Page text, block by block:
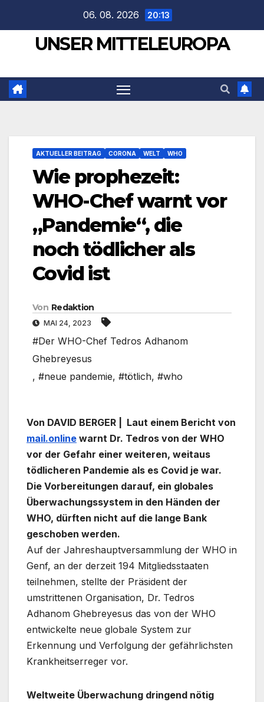
springen
06. 08. 2026 20:13
UNSER MITTELEUROPA
AKTUELLER BEITRAG CORONA WELT WHO
Wie prophezeit:
WHO-Chef warnt vor
„Pandemie“, die
noch tödlicher als
Covid ist
Von Redaktion
MAI 24, 2023
#Der WHO-Chef Tedros Adhanom
Ghebreyesus
, #neue pandemie, #tötlich, #who
Von DAVID BERGER | Laut einem Bericht von
mail.online warnt Dr. Tedros von der WHO
vor der Gefahr einer weiteren, weitaus
tödlicheren Pandemie als es Covid je war.
Die Vorbereitungen darauf, ein globales
Überwachungssystem in den Händen der
WHO, dürften nicht auf die lange Bank
geschoben werden.
Auf der Jahreshauptversammlung der WHO in
Genf, an der derzeit 194 Mitgliedsstaaten
teilnehmen, stellte der Präsident der
umstrittenen Organisation, Dr. Tedros
Adhanom Ghebreyesus das von der WHO
entwickelte neue globale System zur
Erkennung und Verfolgung der gefährlichsten
Krankheitserreger vor.
Weltweite Überwachung dringend nötig